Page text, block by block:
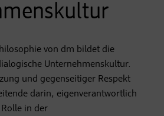
von dm bildet die
Unternehmenskultur.
und gegenseitiger Respekt
darin, eigenverantwortlich
in der